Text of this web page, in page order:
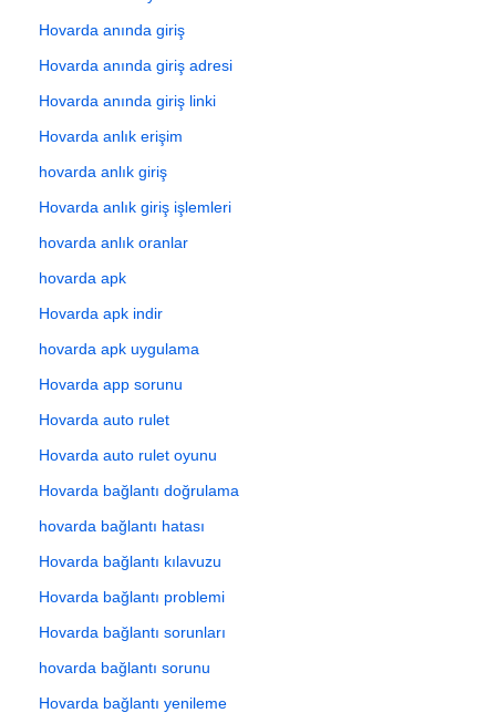
Hovarda anında giriş
Hovarda anında giriş adresi
Hovarda anında giriş linki
Hovarda anlık erişim
hovarda anlık giriş
Hovarda anlık giriş işlemleri
hovarda anlık oranlar
hovarda apk
Hovarda apk indir
hovarda apk uygulama
Hovarda app sorunu
Hovarda auto rulet
Hovarda auto rulet oyunu
Hovarda bağlantı doğrulama
hovarda bağlantı hatası
Hovarda bağlantı kılavuzu
Hovarda bağlantı problemi
Hovarda bağlantı sorunları
hovarda bağlantı sorunu
Hovarda bağlantı yenileme